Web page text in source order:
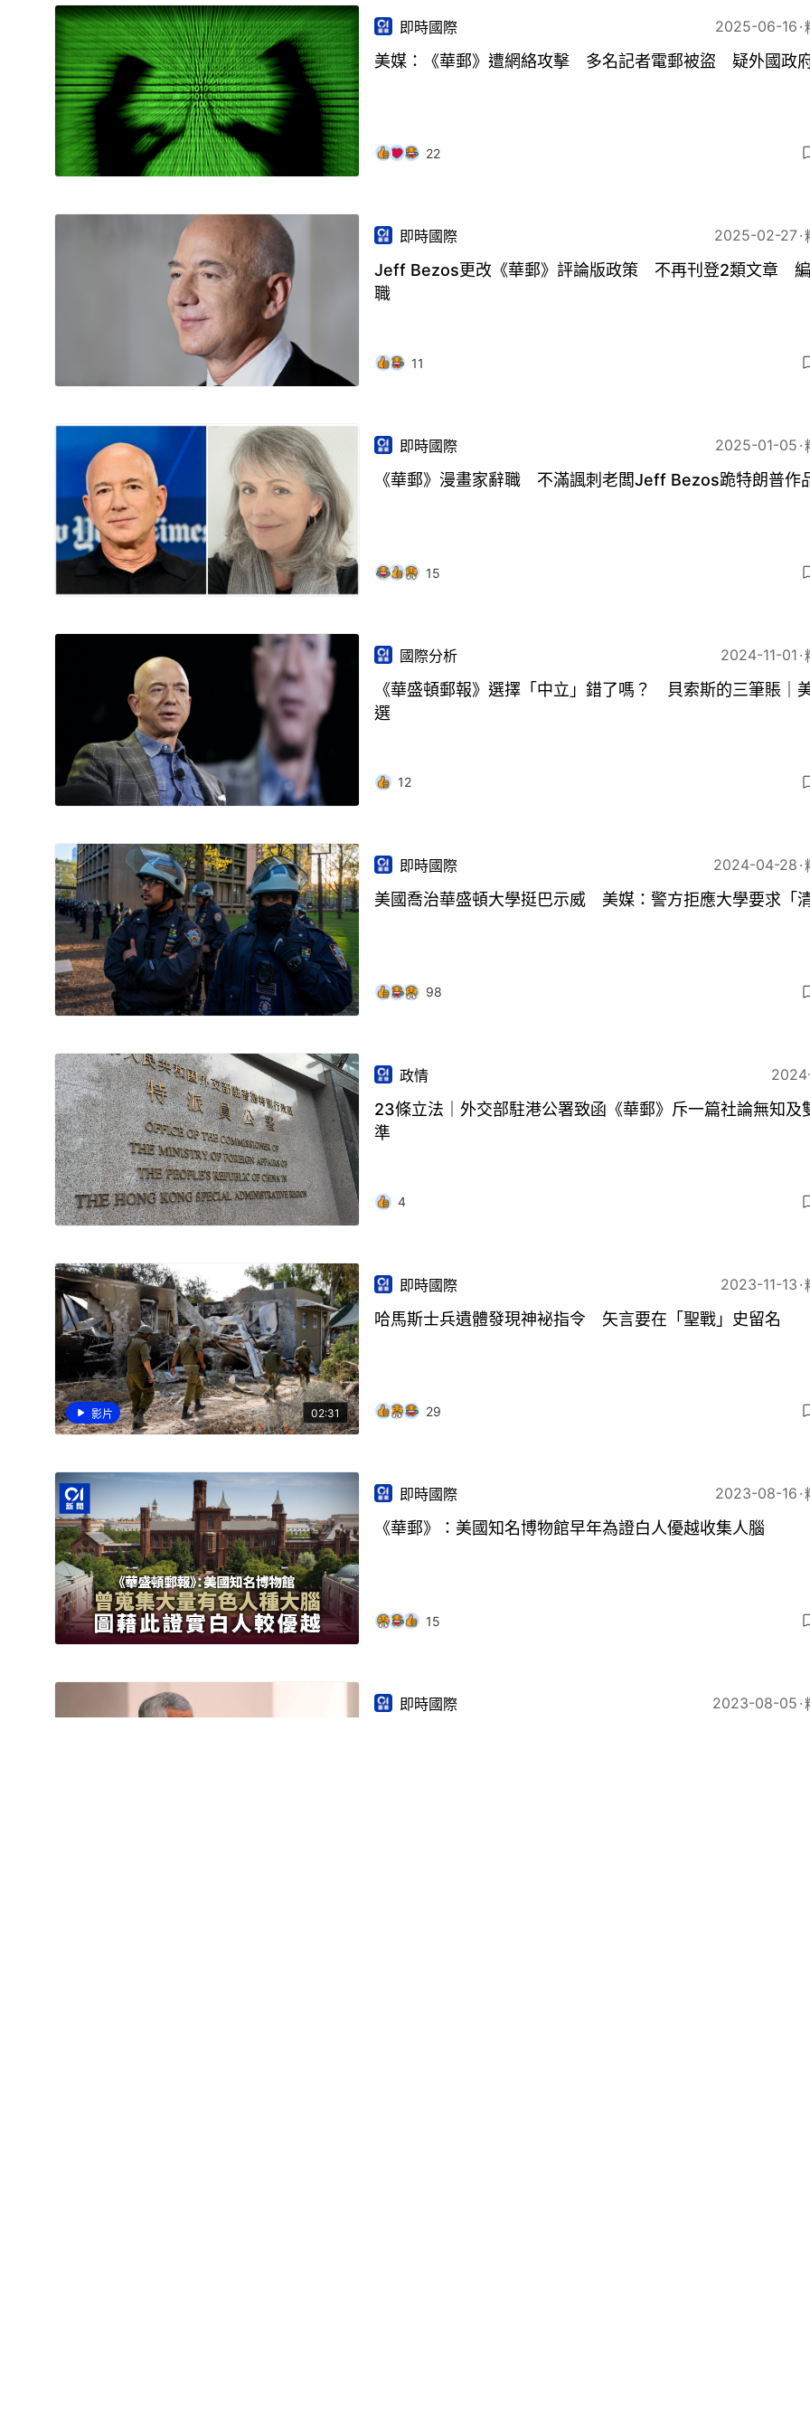
即時國際 2025-06-16
美媒：《華郵》遭網絡攻擊 多名記者電郵被盜 疑外國政
22
即時國際 2025-02-27
Jeff Bezos更改《華郵》評論版政策 不再刊登2類文章
職
11
即時國際 2025-01-05
《華郵》漫畫家辭職 不滿諷刺老闆Jeff Bezos跪特朗普作
15
國際分析 2024-11-01
《華盛頓郵報》選擇「中立」錯了嗎？ 貝索斯的三筆賬｜
選
12
即時國際 2024-04-28
美國喬治華盛頓大學挺巴示威 美媒：警方拒應大學要求「清
98
政情
23條立法｜外交部駐港公署致函《華郵》斥一篇社論無知及
準
4
影片 02:31
即時國際 2023-11-13
哈馬斯士兵遺體發現神袐指令 矢言要在「聖戰」史留名
29
即時國際 2023-08-16
《華郵》：美國知名博物館早年為證白人優越收集人腦
15
即時國際 2023-08-05